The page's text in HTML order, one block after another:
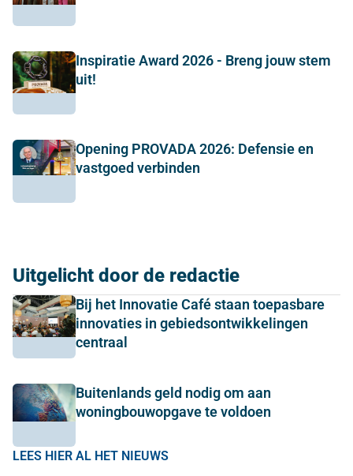
Inspiratie Award 2026 - Breng jouw stem
uit!
Opening PROVADA 2026: Defensie en
vastgoed verbinden
Uitgelicht door de redactie
Bij het Innovatie Café staan toepasbare
innovaties in gebiedsontwikkelingen
centraal
Buitenlands geld nodig om aan
woningbouwopgave te voldoen
LEES HIER AL HET NIEUWS